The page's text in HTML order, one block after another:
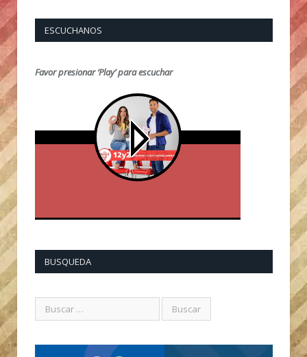
ESCUCHANOS
Favor presionar ‘Play’ para escuchar
BUSQUEDA